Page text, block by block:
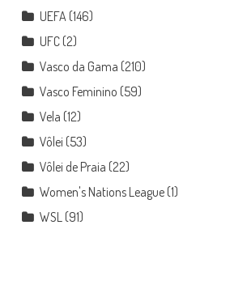
UEFA(146)
UFC(2)
Vasco da Gama (210)
Vasco Feminino (59)
Vela (12)
Vôlei (53)
Vôlei de Praia (22)
Women's Nations League(1)
WSL(91)